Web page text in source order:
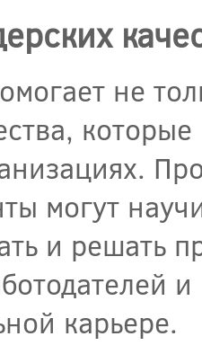
не
могут
и решать
карьере.